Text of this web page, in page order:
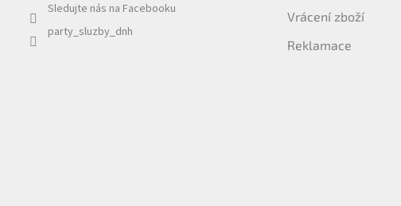
Sledujte nás na Facebooku
party_sluzby_dnh
Vrácení zboží
Reklamace